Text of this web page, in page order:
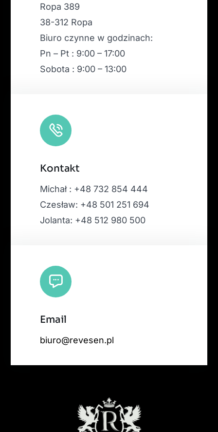
Ropa 389
38-312 Ropa
Biuro czynne w godzinach:
Pn – Pt : 9:00 – 17:00
Sobota : 9:00 – 13:00
Kontakt
Michał : +48 732 854 444
Czesław: +48 501 251 694
Jolanta: +48 512 980 500
Email
biuro@revesen.pl